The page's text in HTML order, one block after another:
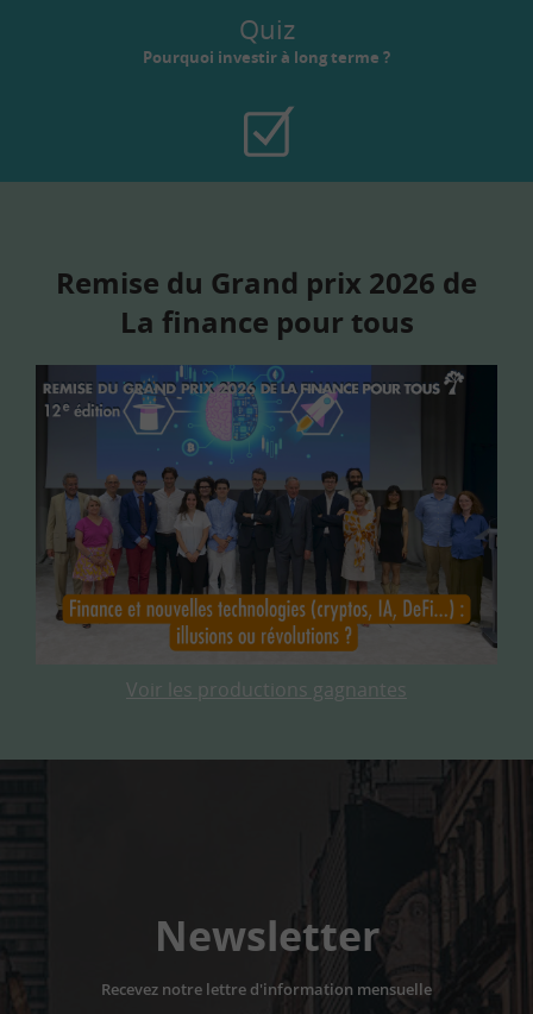
Quiz
Pourquoi investir à long terme ?
Remise du Grand prix 2026 de
La finance pour tous
Voir les productions gagnantes
Newsletter
Recevez notre lettre d'information mensuelle